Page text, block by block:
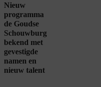
Nieuw
programma
de Goudse
Schouwburg
bekend met
gevestigde
namen en
nieuw talent